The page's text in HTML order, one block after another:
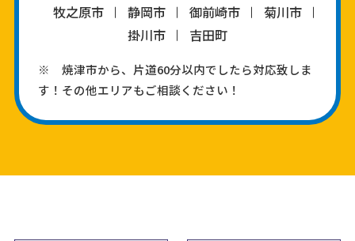
牧之原市
静岡市 御前崎市
菊川市
掛川市
吉田町
※ 焼津市から、片道60分以内でしたら対応致しま
す！その他エリアもご相談ください！